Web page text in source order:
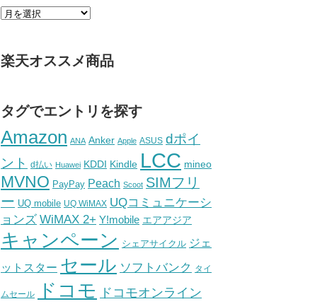
楽天オススメ商品
タグでエントリを探す
Amazon ANA Anker Apple ASUS dポイ
ント
d払い Huawei KDDI Kindle LCC mineo
MVNO PayPay Peach Scoot SIMフリ
ー UQ mobile UQ WiMAX UQコミュニケーシ
ョンズ WiMAX 2+ Y!mobile エアアジア
キャンペーン シェアサイクル ジェ
ットスター セール ソフトバンク タイ
ムセール ドコモ
ドコモオンライン